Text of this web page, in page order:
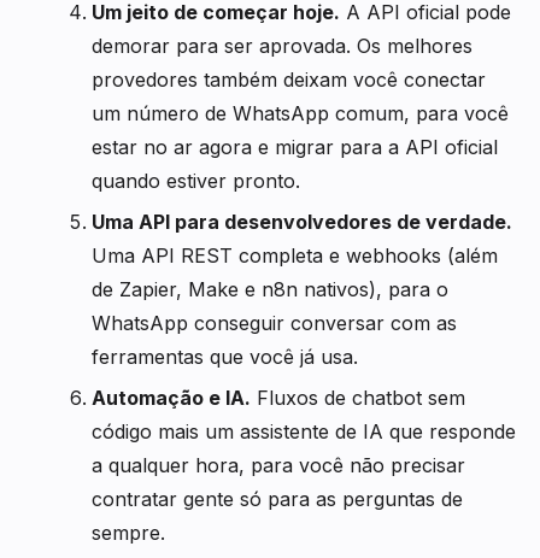
Um jeito de começar hoje. A API oficial pode
demorar para ser aprovada. Os melhores
provedores também deixam você conectar
um número de WhatsApp comum, para você
estar no ar agora e migrar para a API oficial
quando estiver pronto.
Uma API para desenvolvedores de verdade.
Uma API REST completa e webhooks (além
de Zapier, Make e n8n nativos), para o
WhatsApp conseguir conversar com as
ferramentas que você já usa.
Automação e IA. Fluxos de chatbot sem
código mais um assistente de IA que responde
a qualquer hora, para você não precisar
contratar gente só para as perguntas de
sempre.